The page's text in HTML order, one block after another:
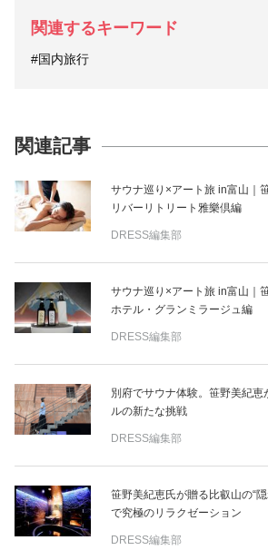
関連するキーワード
#国内旅行
関連記事
サウナ巡り×アート旅 in富山｜
リバーリトリート雅樂倶編
DRESS編集部
サウナ巡り×アート旅 in富山｜
ホテル・グランミラージュ編
DRESS編集部
別府でサウナ体験。笹野美紀恵
ルの新たな挑戦
DRESS編集部
笹野美紀恵氏が贈る比叡山の“
で究極のリラクゼーション
DRESS編集部